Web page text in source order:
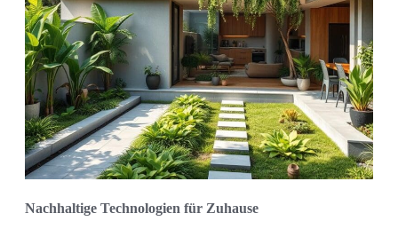
Nachhaltige Technologien für Zuhause